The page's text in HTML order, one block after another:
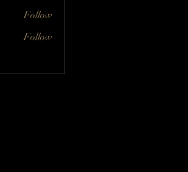
Follow
Follow